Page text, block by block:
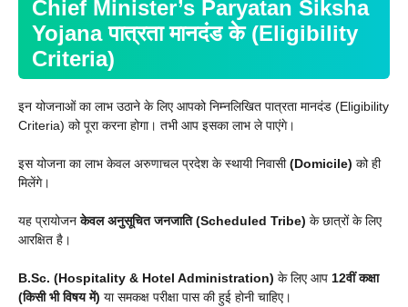
Chief Minister’s Paryatan Siksha
Yojanaपात्रता मानदंड के (Eligibility
Criteria)
इन योजनाओं का लाभ उठाने के लिए आपको निम्नलिखित पात्रता मानदंड (Eligibility
Criteria) को पूरा करना होगा। तभी आप इसका लाभ ले पाएंगे।
इस योजना का लाभ केवल अरुणाचल प्रदेश के स्थायी निवासी(Domicile) को ही
मिलेंगे।
यह प्रायोजनकेवल अनुसूचित जनजाति (Scheduled Tribe) के छात्रों के लिए
आरक्षित है।
B.Sc. (Hospitality & Hotel Administration) के लिए आप 12वीं कक्षा
(किसी भी विषय में) या समकक्ष परीक्षा पास की हुई होनी चाहिए।